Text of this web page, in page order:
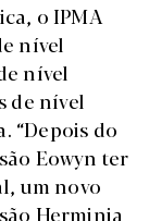
o IPMA
nível
nível
de nível
“Depois do
Eowyn ter
um novo
Herminia